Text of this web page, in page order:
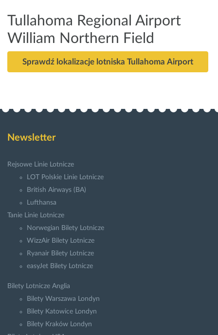
Tullahoma Regional Airport
William Northern Field
Sprawdź lokalizacje lotniska Tullahoma Airport
Newsletter
Rejsowe Linie Lotnicze
LOT Polskie Linie Lotnicze
British Airways (BA)
Lufthansa
Tanie Linie Lotnicze
Norwegian Bilety Lotnicze
WizzAir Bilety Lotnicze
Ryanair Bilety Lotnicze
easyJet Bilety Lotnicze
Bilety Lotnicze Anglia
Bilety Warszawa Londyn
Bilety Katowice Londyn
Bilety Kraków Londyn